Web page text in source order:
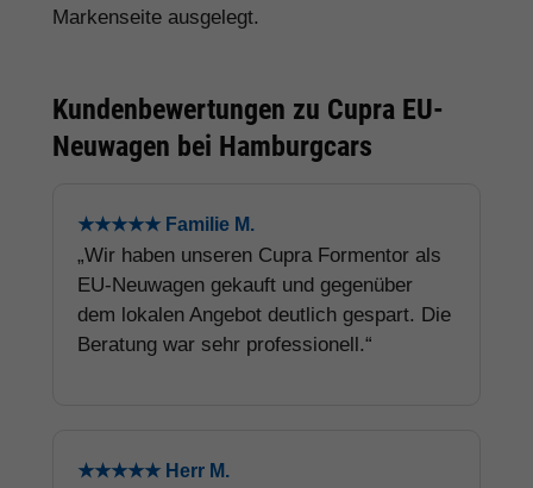
Markenseite ausgelegt.
Kundenbewertungen zu Cupra EU-
Neuwagen bei Hamburgcars
★★★★★ Familie M.
„Wir haben unseren Cupra Formentor als
EU-Neuwagen gekauft und gegenüber
dem lokalen Angebot deutlich gespart. Die
Beratung war sehr professionell.“
★★★★★ Herr M.